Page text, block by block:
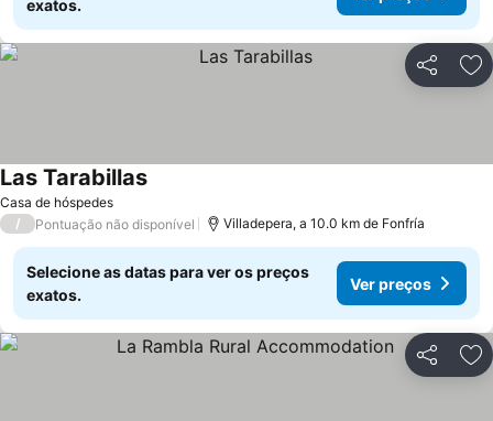
exatos.
Partilhar
Casa de hóspedes
Las Tarabillas
/ Pontuação não disponível Villadepera, a 10.0 km de Fonfría
Selecione as datas para ver os preços
exatos.
Ver preços
Partilhar